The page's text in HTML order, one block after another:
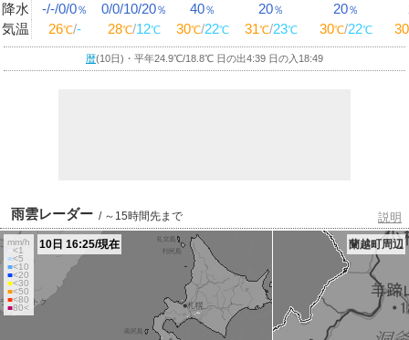
降水 -/-/0/0％ 0/0/10/20％ 40％ 20％ 20％
気温
26℃/- 28℃/12℃ 30℃/22℃ 31℃/23℃ 30℃/22℃ 30
暦(10日)・平年24.9℃/18.8℃ 日の出4:39 日の入18:49
雨雲レーダー / ～15時間先まで 説明
mm/h
■<1
■<5
■<10
■<20
■<30
■<50
■<80
■80<
10日 16:25/現在 蘭越町周辺